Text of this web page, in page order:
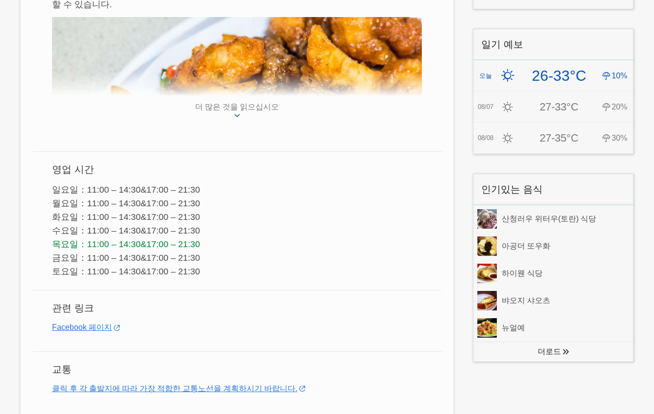
할 수 있습니다.
더 많은 것을 읽으십시오
영업 시간
일요일：11:00 – 14:30&17:00 – 21:30
월요일：11:00 – 14:30&17:00 – 21:30
화요일：11:00 – 14:30&17:00 – 21:30
수요일：11:00 – 14:30&17:00 – 21:30
목요일：11:00 – 14:30&17:00 – 21:30
금요일：11:00 – 14:30&17:00 – 21:30
토요일：11:00 – 14:30&17:00 – 21:30
관련 링크
Facebook 페이지
교통
클릭 후 각 출발지에 따라 가장 적합한 교통노선을 계획하시기 바랍니다.
일기 예보
오늘 26-33°C 10%
08/07 27-33°C 20%
08/08 27-35°C 30%
인기있는 음식
산청러우 위터우(토란) 식당
아공더 또우화
하이웬 식당
뱌오지 샤오츠
뉴얼예
더로드